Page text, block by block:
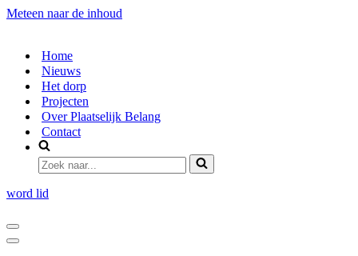
Meteen naar de inhoud
Home
Nieuws
Het dorp
Projecten
Over Plaatselijk Belang
Contact
Zoek
naar...
word lid
Navigatie
Menu
Navigatie